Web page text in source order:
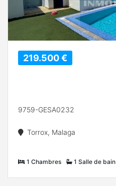
219.500 €
9759-GESA0232
Torrox, Malaga
1 Chambres 1 Salle de bain